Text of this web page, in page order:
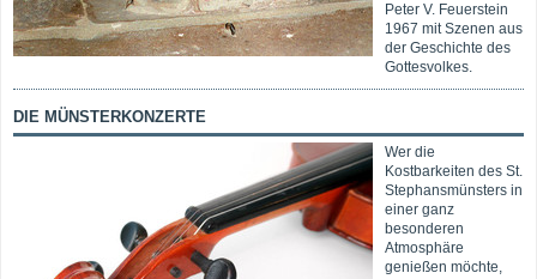
Peter V. Feuerstein
1967 mit Szenen aus
der Geschichte des
Gottesvolkes.
DIE MÜNSTERKONZERTE
Wer die
Kostbarkeiten des St.
Stephansmünsters in
einer ganz
besonderen
Atmosphäre
genießen möchte,